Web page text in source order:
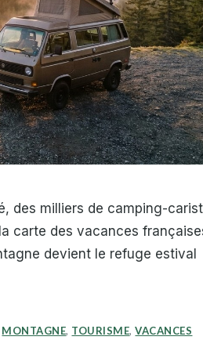
des milliers de camping-
carte des vacances
devient le refuge estival
MONTAGNE, TOURISME,VACANCES